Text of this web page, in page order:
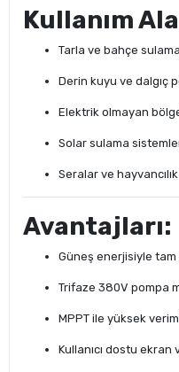
Kullanım
Tarla ve bahçe
Derin kuyu ve dalgıç
Elektrik olmayan
Solar sulama
Seralar ve
Avantajları:
Güneş enerjisiyle tam
Trifaze 380V pompa
MPPT ile yüksek
Kullanıcı dostu ekran